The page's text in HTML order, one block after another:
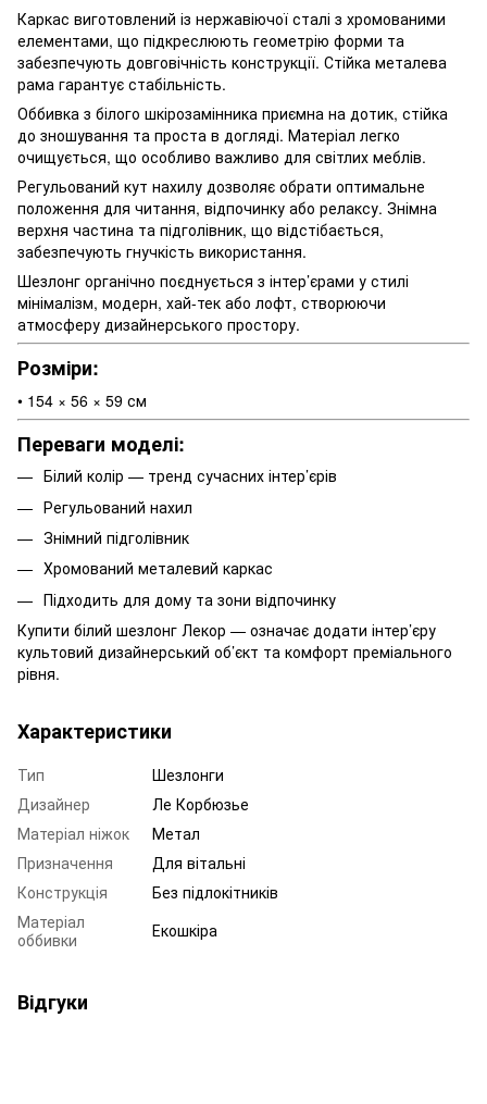
Каркас виготовлений із нержавіючої сталі з хромованими
елементами, що підкреслюють геометрію форми та
забезпечують довговічність конструкції. Стійка металева
рама гарантує стабільність.
Оббивка з білого шкірозамінника приємна на дотик, стійка
до зношування та проста в догляді. Матеріал легко
очищується, що особливо важливо для світлих меблів.
Регульований кут нахилу дозволяє обрати оптимальне
положення для читання, відпочинку або релаксу. Знімна
верхня частина та підголівник, що відстібається,
забезпечують гнучкість використання.
Шезлонг органічно поєднується з інтер’єрами у стилі
мінімалізм, модерн, хай-тек або лофт, створюючи
атмосферу дизайнерського простору.
Розміри:
• 154 × 56 × 59 см
Переваги моделі:
Білий колір — тренд сучасних інтер’єрів
Регульований нахил
Знімний підголівник
Хромований металевий каркас
Підходить для дому та зони відпочинку
Купити білий шезлонг Лекор — означає додати інтер’єру
культовий дизайнерський об’єкт та комфорт преміального
рівня.
Характеристики
Тип
Шезлонги
Дизайнер
Ле Корбюзье
Матеріал ніжок
Метал
Призначення
Для вітальні
Конструкція
Без підлокітників
Матеріал
оббивки
Екошкіра
Відгуки